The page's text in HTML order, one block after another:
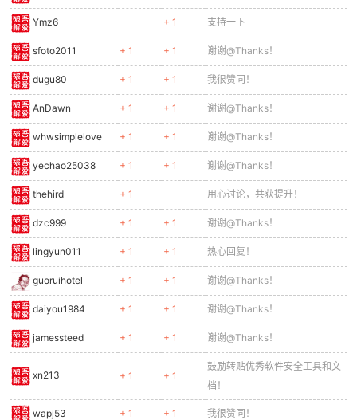
Ymz6 + 1 支持一下
sfoto2011 + 1 + 1 谢谢@Thanks！
dugu80 + 1 + 1 我很赞同！
AnDawn + 1 + 1 谢谢@Thanks！
whwsimplelove + 1 + 1 谢谢@Thanks！
yechao25038 + 1 + 1 谢谢@Thanks！
thehird + 1 用心讨论，共获提升！
dzc999 + 1 + 1 谢谢@Thanks！
lingyun011 + 1 + 1 热心回复！
guoruihotel + 1 + 1 谢谢@Thanks！
daiyou1984 + 1 + 1 谢谢@Thanks！
jamessteed + 1 + 1 谢谢@Thanks！
xn213 + 1 + 1
鼓励转贴优秀软件安全工具和文
档！
wapj53 + 1 + 1 我很赞同！